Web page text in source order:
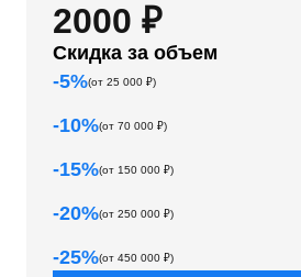
2000 ₽
Скидка за объем
-5%(от 25 000 ₽)
-10%(от 70 000 ₽)
-15%(от 150 000 ₽)
-20%(от 250 000 ₽)
-25%(от 450 000 ₽)